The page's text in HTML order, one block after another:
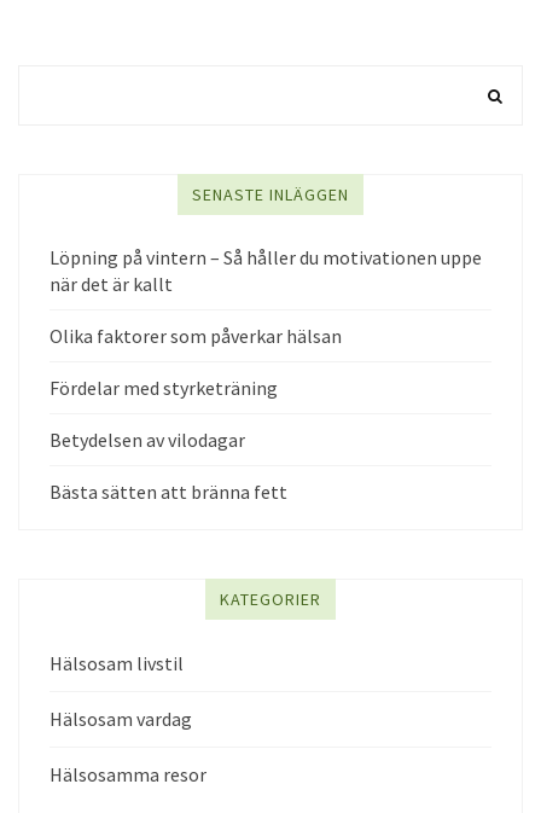
SENASTE INLÄGGEN
Löpning på vintern – Så håller du motivationen uppe
när det är kallt
Olika faktorer som påverkar hälsan
Fördelar med styrketräning
Betydelsen av vilodagar
Bästa sätten att bränna fett
KATEGORIER
Hälsosam livstil
Hälsosam vardag
Hälsosamma resor